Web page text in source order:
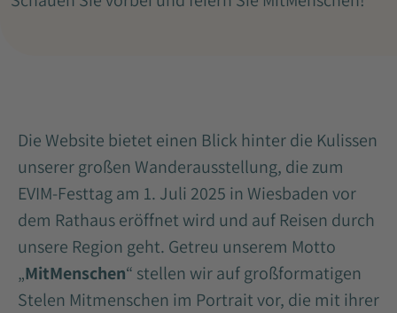
Die Website bietet einen Blick hinter die Kulissen
unserer großen Wanderausstellung, die zum
EVIM-Festtag am 1. Juli 2025 in Wiesbaden vor
dem Rathaus eröffnet wird und auf Reisen durch
unsere Region geht. Getreu unserem Motto
„MitMenschen“ stellen wir auf großformatigen
Stelen Mitmenschen im Portrait vor, die mit ihrer